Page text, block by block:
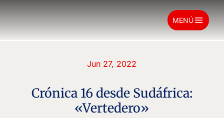
MENÚmenu
Jun 27, 2022
Crónica 16 desde Sudáfrica:
«Vertedero»